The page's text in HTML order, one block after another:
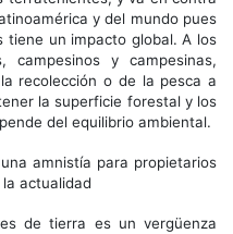
y del mundo pues
tiene un impacto global. A los
campesinos y campesinas,
recolección o de la pesca a
la superficie forestal y los
del equilibrio ambiental.
amnistía para propietarios
actualidad
de tierra es un vergüenza